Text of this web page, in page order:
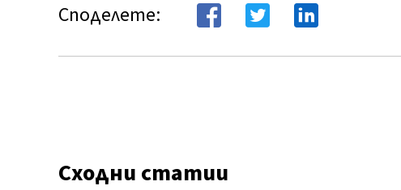
Споделете:
Сходни статии